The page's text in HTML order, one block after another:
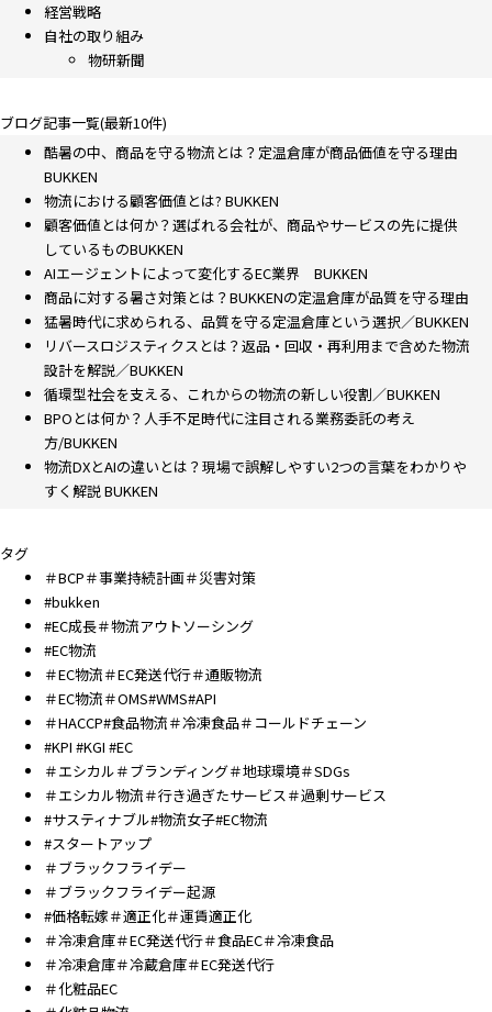
経営戦略
自社の取り組み
物研新聞
ブログ記事一覧(最新10件)
酷暑の中、商品を守る物流とは？定温倉庫が商品価値を守る理由
BUKKEN
物流における顧客価値とは? BUKKEN
顧客価値とは何か？選ばれる会社が、商品やサービスの先に提供
しているものBUKKEN
AIエージェントによって変化するEC業界 BUKKEN
商品に対する暑さ対策とは？BUKKENの定温倉庫が品質を守る理由
猛暑時代に求められる、品質を守る定温倉庫という選択／BUKKEN
リバースロジスティクスとは？返品・回収・再利用まで含めた物流
設計を解説／BUKKEN
循環型社会を支える、これからの物流の新しい役割／BUKKEN
BPOとは何か？人手不足時代に注目される業務委託の考え
方/BUKKEN
物流DXとAIの違いとは？現場で誤解しやすい2つの言葉をわかりや
すく解説 BUKKEN
タグ
＃BCP＃事業持続計画＃災害対策
#bukken
#EC成長＃物流アウトソーシング
#EC物流
＃EC物流＃EC発送代行＃通販物流
＃EC物流＃OMS#WMS#API
＃HACCP#食品物流＃冷凍食品＃コールドチェーン
#KPI #KGI #EC
＃エシカル＃ブランディング＃地球環境＃SDGs
＃エシカル物流＃行き過ぎたサービス＃過剰サービス
#サスティナブル#物流女子#EC物流
#スタートアップ
＃ブラックフライデー
＃ブラックフライデー起源
#価格転嫁＃適正化＃運賃適正化
＃冷凍倉庫＃EC発送代行＃食品EC＃冷凍食品
＃冷凍倉庫＃冷蔵倉庫＃EC発送代行
＃化粧品EC